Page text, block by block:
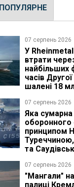
ПОПУЛЯРНЕ
07 серпень 2026
У
втрати
найбільших
часів
шалені 18
07 серпень 2026
Яка сумарна
оборонного
принципом
та
07 серпень 2026
"Мангали"
палиці